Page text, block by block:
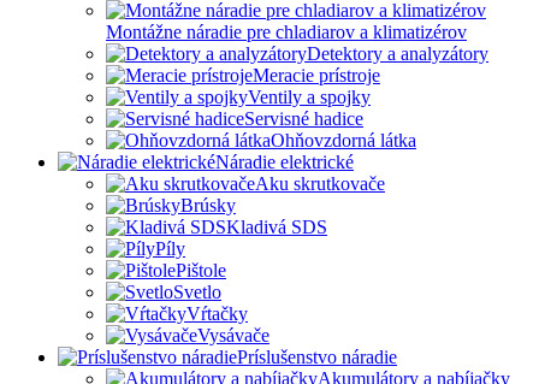
Montážne náradie pre chladiarov a klimatizérov
Detektory a analyzátory
Meracie prístroje
Ventily a spojky
Servisné hadice
Ohňovzdorná látka
Náradie elektrické
Aku skrutkovače
Brúsky
Kladivá SDS
Píly
Pištole
Svetlo
Vŕtačky
Vysávače
Príslušenstvo náradie
Akumulátory a nabíjačky